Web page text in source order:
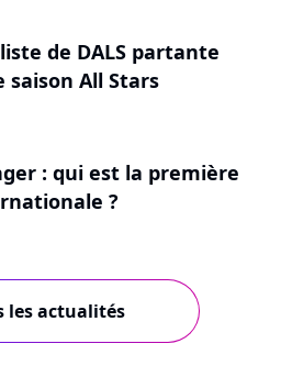
de DALS partante
saison All Stars
: qui est la première
?
les actualités